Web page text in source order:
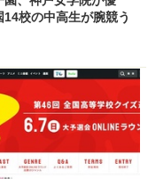
校の中高生が腕競う